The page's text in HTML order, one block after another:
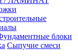
блоки
Сыпучие смеси